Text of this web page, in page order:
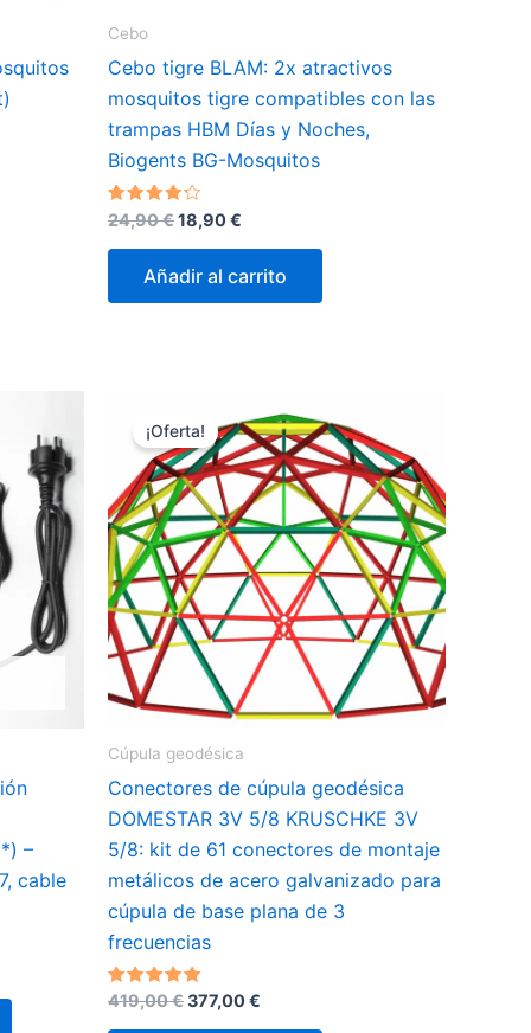
Cebo
Cebo tigre BLAM: 2x atractivos
mosquitos tigre compatibles con las
trampas HBM Días y Noches,
Biogents BG-Mosquitos
Valorado
con
4.00
24,90€El
era:
24,90 €.
18,90€
es:
18,90 €.
Añadir al carrito
–
cable
Este
¡Oferta!
Cúpula geodésica
Conectores de cúpula geodésica
DOMESTAR 3V 5/8 KRUSCHKE 3V
5/8: kit de 61 conectores de montaje
metálicos de acero galvanizado para
cúpula de base plana de 3
frecuencias
Valorado
5.00
419,00€El
377,00€